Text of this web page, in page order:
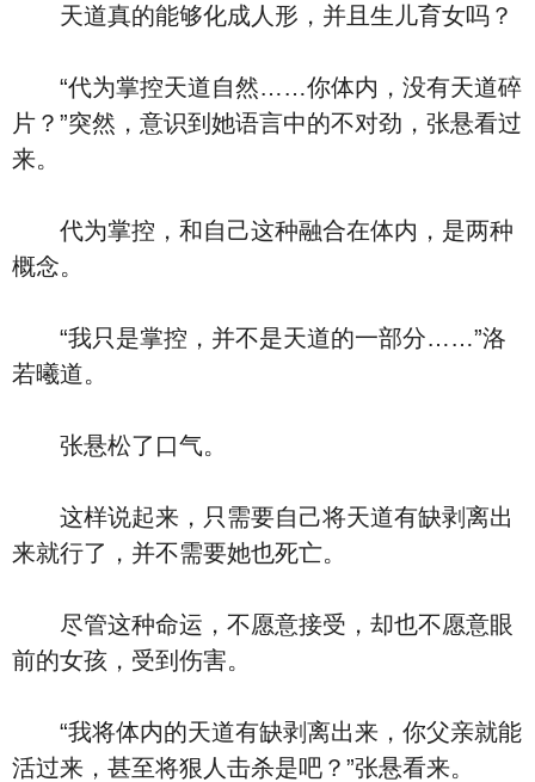
天道真的能够化成人形，并且生儿育女吗？
“代为掌控天道自然……你体内，没有天道碎
片？”突然，意识到她语言中的不对劲，张悬看过
来。
代为掌控，和自己这种融合在体内，是两种
概念。
“我只是掌控，并不是天道的一部分……”洛
若曦道。
张悬松了口气。
这样说起来，只需要自己将天道有缺剥离出
来就行了，并不需要她也死亡。
尽管这种命运，不愿意接受，却也不愿意眼
前的女孩，受到伤害。
“我将体内的天道有缺剥离出来，你父亲就能
活过来，甚至将狠人击杀是吧？”张悬看来。